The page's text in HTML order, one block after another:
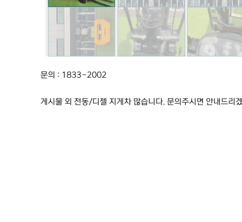
문의 : 1833-2002
게시물 외 전동/디젤 지게차 많습니다. 문의주시면 안내드리